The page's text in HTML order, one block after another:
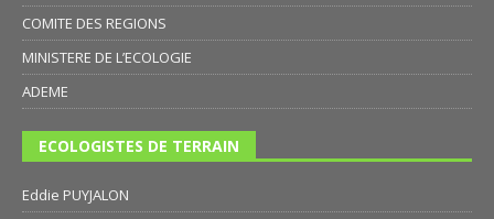
COMITE DES REGIONS
MINISTERE DE L’ECOLOGIE
ADEME
ECOLOGISTES DE TERRAIN
Eddie PUYJALON